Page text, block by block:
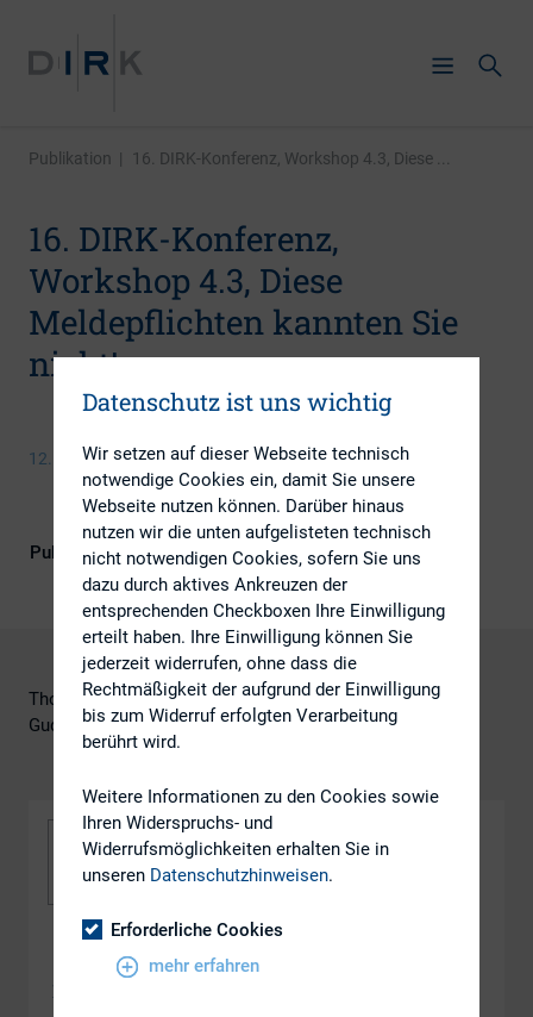
Publikation | 16. DIRK-Konferenz, Workshop 4.3, Diese ...
16. DIRK-Konferenz,
Workshop 4.3, Diese
Meldepflichten kannten Sie
nicht!
12. Juni 2013
Publikationsform DIRK-Publikationen
Thomas Mayrhofer, Mayrhofer + Partner
Gudrun Moll, Mayrhofer + Partner
DOWNLOAD
Datenschutz ist uns wichtig
Wir setzen auf dieser Webseite technisch
notwendige Cookies ein, damit Sie unsere
Webseite nutzen können. Darüber hinaus
nutzen wir die unten aufgelisteten technisch
nicht notwendigen Cookies, sofern Sie uns
dazu durch aktives Ankreuzen der
entsprechenden Checkboxen Ihre Einwilligung
erteilt haben. Ihre Einwilligung können Sie
jederzeit widerrufen, ohne dass die
Rechtmäßigkeit der aufgrund der Einwilligung
bis zum Widerruf erfolgten Verarbeitung
berührt wird.
Weitere Informationen zu den Cookies sowie
Ihren Widerspruchs- und
Widerrufsmöglichkeiten erhalten Sie in
unseren Datenschutzhinweisen.
Erforderliche Cookies
mehr erfahren